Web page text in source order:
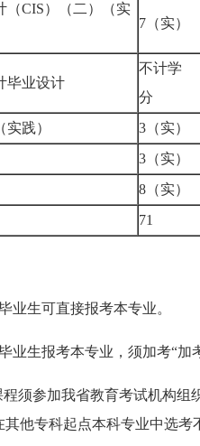
（CIS）（二）（实
7（实）
毕业设计
不计学
分
实践）
3（实）
3（实）
8（实）
71
生可直接报考本专业。
生报考本专业，须加考“加考
须参加我省教育考试机构组
他专科起点本科专业中选